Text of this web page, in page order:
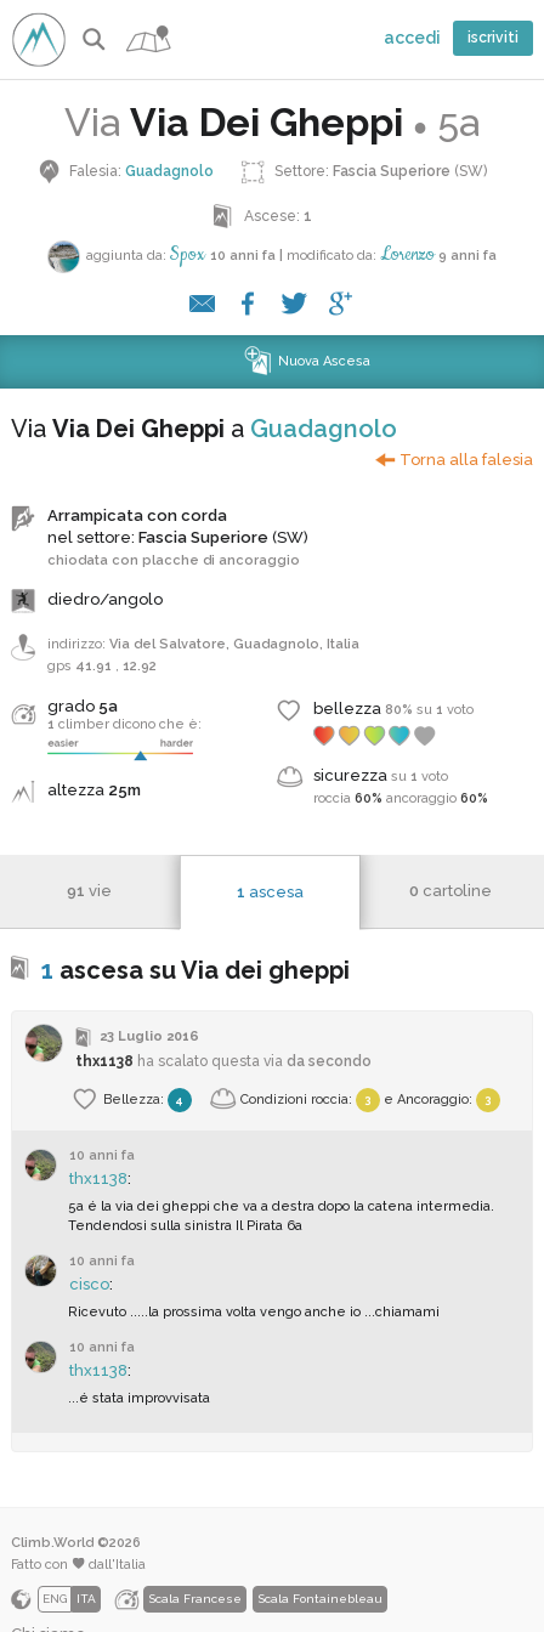
accedi iscriviti
Via Via Dei Gheppi ● 5a
Falesia: Guadagnolo Settore: Fascia Superiore (SW)
Ascese: 1
aggiunta da: Spox 10 anni fa modificato da: Lorenzo 9 anni fa
Nuova Ascesa
Via Via Dei Gheppi a Guadagnolo
Torna alla falesia
Arrampicata con corda
nel settore: Fascia Superiore (SW)
chiodata con placche di ancoraggio
diedro/angolo
indirizzo: Via del Salvatore, Guadagnolo, Italia
gps 41.91 , 12.92
grado 5a
1 climber dicono che è:
altezza 25m
bellezza 80%su1voto
sicurezzasu1voto
roccia60% ancoraggio60%
91vie 1 ascesa 0 cartoline
1 ascesa su Via dei gheppi
23 Luglio 2016
thx1138 ha scalato questa via da secondo
Bellezza: 4 Condizioni roccia: 3 e Ancoraggio: 3
10 anni fa
thx1138:
5a é la via dei gheppi che va a destra dopo la catena intermedia.
Tendendosi sulla sinistra Il Pirata 6a
10 anni fa
cisco:
Ricevuto .....la prossima volta vengo anche io ...chiamami
10 anni fa
thx1138:
...é stata improvvisata
Climb.World ©2026
Fatto con
dall'Italia
ENG ITA Scala Francese Scala Fontainebleau